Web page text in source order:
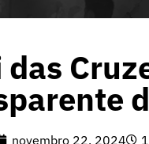
das
novembro 22, 2024